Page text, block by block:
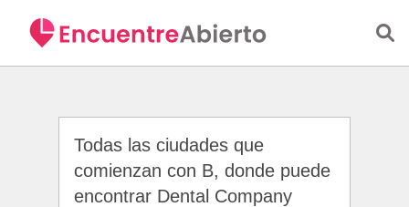
Todas las ciudades que
comienzan con B, donde puede
encontrar Dental Company